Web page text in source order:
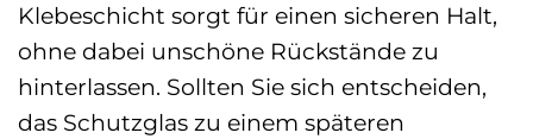
Klebeschicht sorgt für einen sicheren Halt,
ohne dabei unschöne Rückstände zu
hinterlassen. Sollten Sie sich entscheiden,
das Schutzglas zu einem späteren